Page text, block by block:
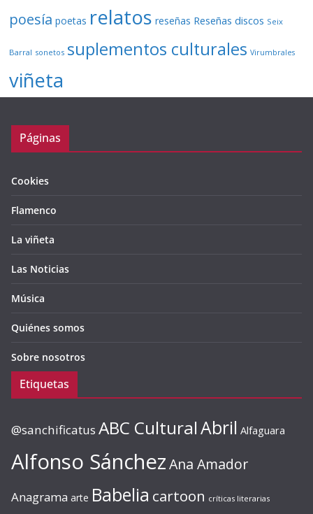
poesía poetas relatos reseñas Reseñas discos Seix
Barral sonetos suplementos culturales Virumbrales
viñeta
Páginas
Cookies
Flamenco
La viñeta
Las Noticias
Música
Quiénes somos
Sobre nosotros
Etiquetas
@sanchificatus ABC CulturalAbril Alfaguara
Alfonso SánchezAna Amador
Anagrama arte Babelia cartoon críticas literarias